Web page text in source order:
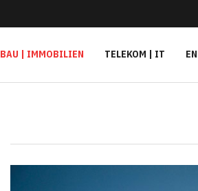
BAU | IMMOBILIEN TELEKOM | IT